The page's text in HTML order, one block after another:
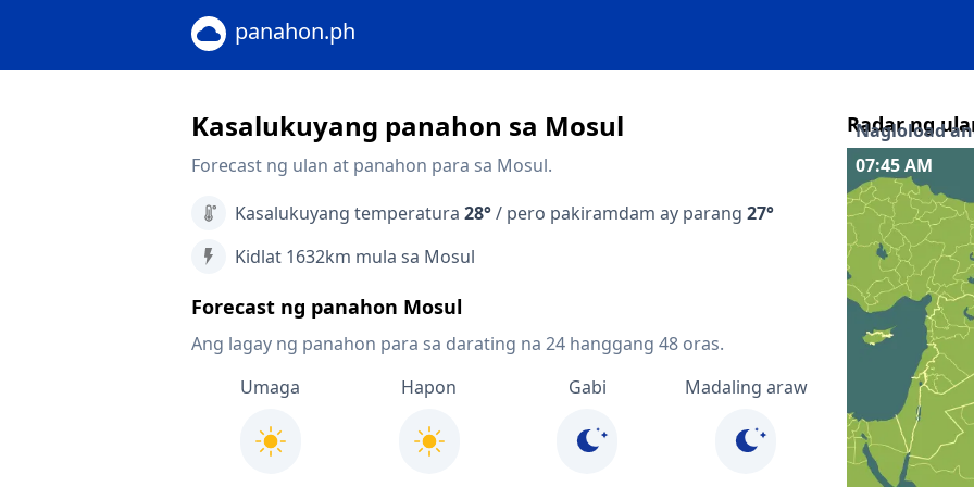
panahon.ph
Kasalukuyang panahon sa Mosul
Forecast ng ulan at panahon para sa Mosul.
Kasalukuyang temperatura 28°/ pero pakiramdam ay parang 27°
Kidlat 1632km mula sa Mosul
Forecast ng panahon Mosul
Ang lagay ng panahon para sa darating na 24 hanggang 48 oras.
Umaga
Hapon Gabi Madaling araw
Radar ng
Nagloload
07:50 AM
Interaktibong
Quicklinks
Forecast sa
Forecast sa
Radar ng
Mapa ng
Mga kalapit